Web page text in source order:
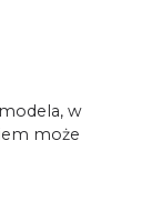
w
może